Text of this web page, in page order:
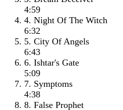
4:59
4. Night Of The Witch
6:32
5. City Of Angels
6:43
6. Ishtar's Gate
5:09
7. Symptoms
4:38
8. False Prophet